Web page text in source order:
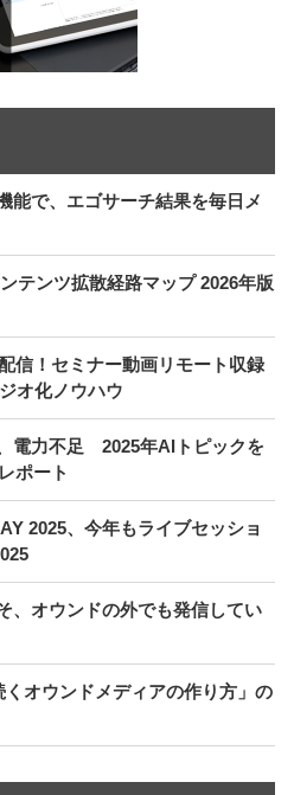
能で、エゴサーチ結果を毎日メ
テンツ拡散経路マップ 2026年版
信！セミナー動画リモート収録
オ化ノウハウ
電力不足 2025年AIトピックを
ポート
2025、今年もライブセッショ
、オウンドの外でも発信してい
オウンドメディアの作り方」の